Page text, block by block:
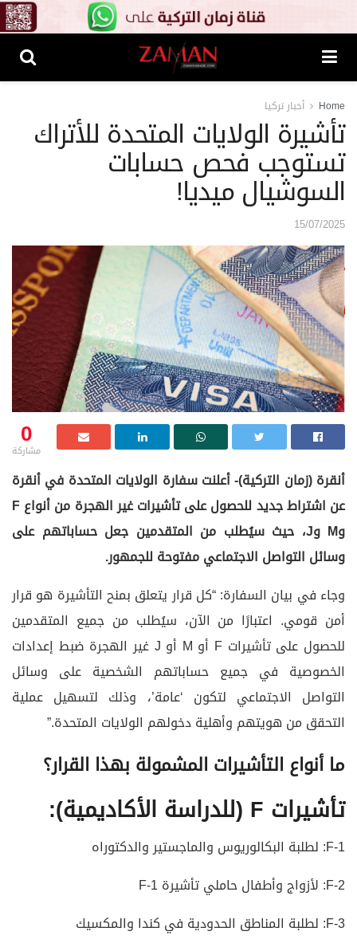
Home أخبار تركيا
تأشيرة الولايات المتحدة للأتراك
تستوجب فحص حسابات
السوشيال ميديا!
15/07/2025
0
مشاركة
أنقرة (زمان التركية)- أعلنت سفارة الولايات المتحدة في أنقرة
عن اشتراط جديد للحصول على تأشيرات غير الهجرة من أنواع F
وM وJ، حيث سيُطلب من المتقدمين جعل حساباتهم على
وسائل التواصل الاجتماعي مفتوحة للجمهور.
وجاء في بيان السفارة: “كل قرار يتعلق بمنح التأشيرة هو قرار
أمن قومي. اعتبارًا من الآن، سيُطلب من جميع المتقدمين
للحصول على تأشيرات F أو M أو J غير الهجرة ضبط إعدادات
الخصوصية في جميع حساباتهم الشخصية على وسائل
التواصل الاجتماعي لتكون ‘عامة’، وذلك لتسهيل عملية
التحقق من هويتهم وأهلية دخولهم الولايات المتحدة.”
ما أنواع التأشيرات المشمولة بهذا القرار؟
تأشيرات F (للدراسة الأكاديمية):
F-1: لطلبة البكالوريوس والماجستير والدكتوراه
F-2: لأزواج وأطفال حاملي تأشيرة F-1
F-3: لطلبة المناطق الحدودية في كندا والمكسيك